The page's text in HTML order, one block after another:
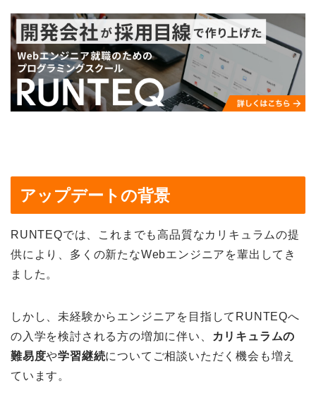
アップデートの背景
RUNTEQでは、これまでも高品質なカリキュラムの提
供により、多くの新たなWebエンジニアを輩出してき
ました。
しかし、未経験からエンジニアを目指してRUNTEQへ
の入学を検討される方の増加に伴い、
カリキュラムの
難易度や学習継続についてご相談いただく機会も増え
ています。